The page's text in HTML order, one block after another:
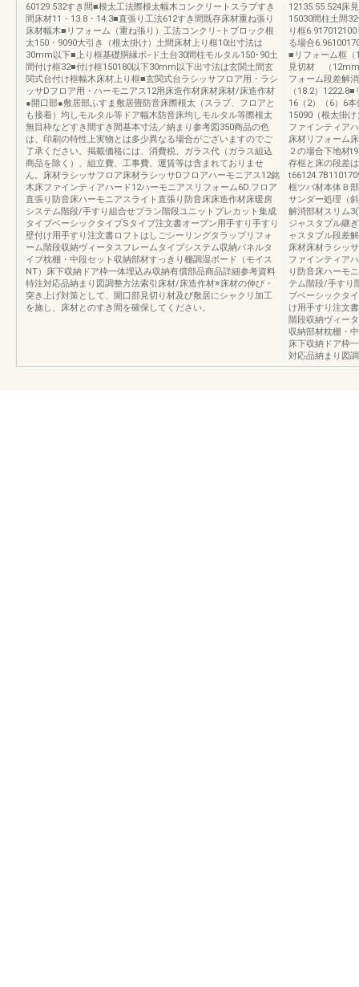
60129.532すき間■根太工法際根太幅木コンクリートスラブすき
間床材11・13.8・14.3■直張り工法612すき間既存床材重ね張り
床材幅木■リフォーム（重ね張り）工法コンクリ−トブロック根
太150・9090大引き（根太掛け）土間床材上り框10出寸法は
30mm以下■上り框基礎胴縁ボ−ド土台30間柱モルタル150･90土
間付け框32■付け框150180以下30mm以下出寸法は玄関土間玄
関式台付け框幅木床材上り框■玄関式台ラシッサフロア用・ラシ
ッサDフロア用・ハーモニアス12用床造作材床材床材/床造作材
●開口部●敷居部ふすま敷居畳防音床際根太（スラブ、フロアと
も接着）均しモルタル等ドア幅木防音床均しモルタル等際根太
無目枠などすき間すき間基本寸法／納まり参考図350商品の色
は、印刷の特性上実物とは多少異なる場合がございますのでご
了承ください。掲載価格には、消費税、ガラス代（ガラス組込
商品を除く）、組立費、工事費、運賃等は含まれておりませ
ん。床材ラシッサフロア床材ラシッサDフロアハーモニアス12銘
木床ファインティアハード12ハーモニアスリフォーム6D.フロア
直張り防音床ハーモニアスライト直張り防音床床造作材床暖房
システム階段/手すり組合せプラン階段ユニットプレカット集成
タイプベーシックタイプSタイプ注文書オープン用手すり手すり
壁付け用手すり注文書ロフトはしごシーリングタラップリフォ
ーム階段収納ヴィータスフレームタイプシステム収納パネルタ
イプ枕棚・中段セット収納部材すっきり棚調湿ボード（モイス
NT）床下収納ドア枠一体埋込み収納有償部品商品詳細参考資料
特注対応品納まり図調整方法索引床材/床造作材※床材の伸び・
突き上げ対策として、開口部見切り材及び敷居にシャクリ加工
を施し、床材とのすき間を確保してください。
12135.55.524床
15030間柱土間
り框
る場合
■リフォーム框
見切材 （12mm
フォーム段差解
（18.2）
16（2）（6）6
15090（根太掛
ファインティア
床材リフォーム
２の場合下地材
存框と床の段差
框ツバ材本体Ｂ
サンダー処理（
解消部材スリム
ジャスタブル継
ャスタブル段差
床材床材ラシッ
ファインティア
り防音床ハーモ
テム階段/手すり
プベーシックタ
け用手すり注文
階段収納ヴィー
収納部材枕棚・
床下収納ドア枠
対応品納まり図